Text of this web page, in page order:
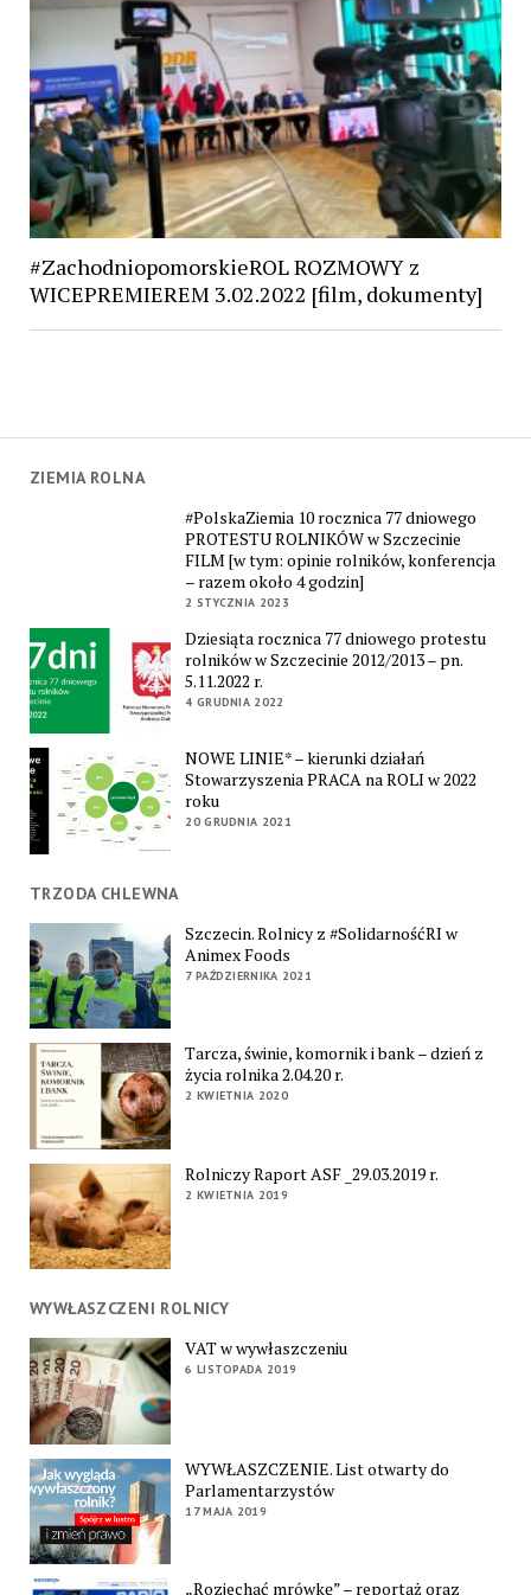
ZIEMIA ROLNA
#PolskaZiemia 10 rocznica 77 dniowego
PROTESTU ROLNIKÓW w Szczecinie
FILM [w tym: opinie rolników, konferencja
– razem około 4 godzin]
2 STYCZNIA 2023
Dziesiąta rocznica 77 dniowego protestu
rolników w Szczecinie 2012/2013 – pn.
5.11.2022 r.
4 GRUDNIA 2022
NOWE LINIE* – kierunki działań
Stowarzyszenia PRACA na ROLI w 2022
roku
20 GRUDNIA 2021
TRZODA CHLEWNA
Szczecin. Rolnicy z #SolidarnośćRI w
Animex Foods
7 PAŹDZIERNIKA 2021
Tarcza, świnie, komornik i bank – dzień z
życia rolnika 2.04.20 r.
2 KWIETNIA 2020
Rolniczy Raport ASF _29.03.2019 r.
2 KWIETNIA 2019
WYWŁASZCZENI ROLNICY
VAT w wywłaszczeniu
6 LISTOPADA 2019
WYWŁASZCZENIE. List otwarty do
Parlamentarzystów
17 MAJA 2019
„Rozjechać mrówkę” – reportaż oraz
#ZachodniopomorskieROL ROZMOWY z
WICEPREMIEREM 3.02.2022 [film, dokumenty]